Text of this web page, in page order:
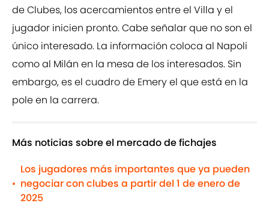
de Clubes, los acercamientos entre el Villa y el
jugador inicien pronto. Cabe señalar que no son el
único interesado. La información coloca al Napoli
como al Milán en la mesa de los interesados. Sin
embargo, es el cuadro de Emery el que está en la
pole en la carrera.
Más noticias sobre el mercado de fichajes
•
Los jugadores más importantes que ya pueden
negociar con clubes a partir del 1 de enero de
2025